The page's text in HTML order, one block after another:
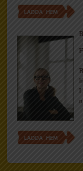
LADDA HEM
LADDA HEM